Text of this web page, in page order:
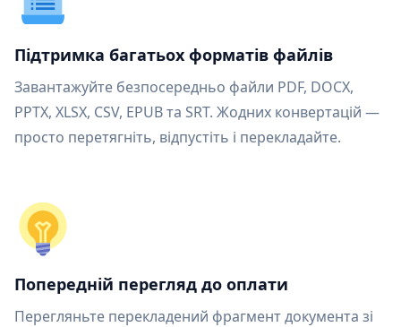
Підтримка багатьох форматів файлів
Завантажуйте безпосередньо файли PDF, DOCX,
PPTX, XLSX, CSV, EPUB та SRT. Жодних конвертацій —
просто перетягніть, відпустіть і перекладайте.
Попередній перегляд до оплати
Перегляньте перекладений фрагмент документа зі